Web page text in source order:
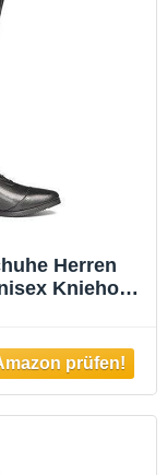
Herren
Kniehohe